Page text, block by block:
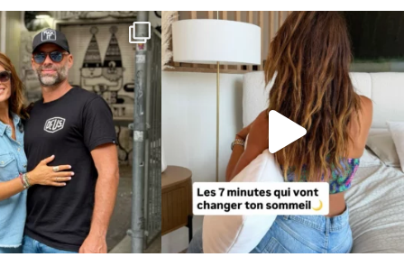
très belle surprise 🇨🇦
J’ai...
442
Le sommeil est essentiel à notre bien-
être… et...
102 14